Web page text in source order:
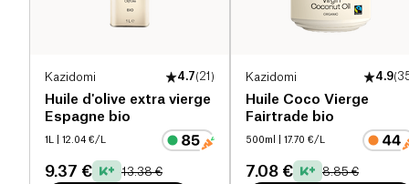
Kazidomi 4.7(21 )
Huile d'olive extra vierge
Espagne bio
1L | 12.04 €/L
9.37 € 13.38 €
Kazidomi 4.9(
Huile Coco Vierge
Fairtrade bio
500ml | 17.70 €/L
7.08 € 8.85 €